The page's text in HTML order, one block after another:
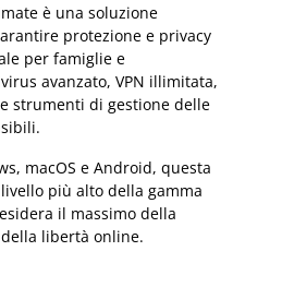
è una soluzione
protezione e privacy
per famiglie e
avanzato, VPN illimitata,
strumenti di gestione delle
macOS e Android, questa
più alto della gamma
il massimo della
libertà online.